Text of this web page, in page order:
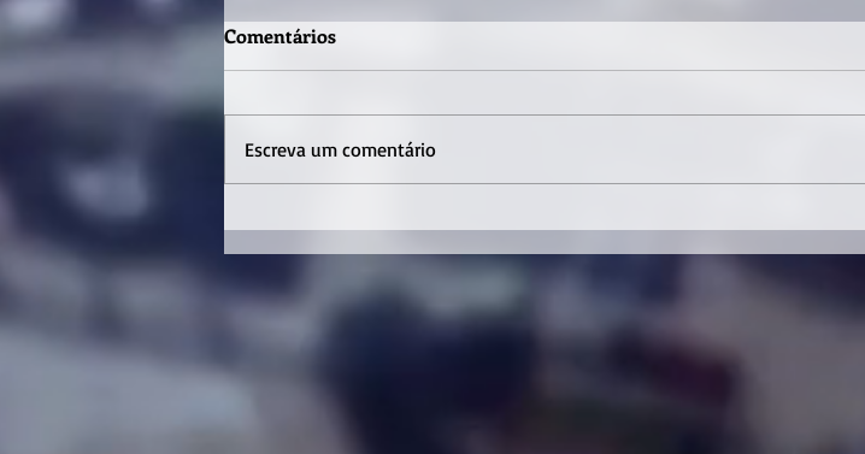
Comentários
Escreva um comentário